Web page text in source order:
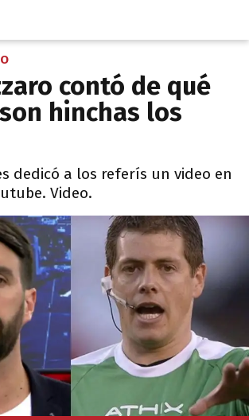
contó de qué
hinchas los
dedicó a los referís un video en
Video.